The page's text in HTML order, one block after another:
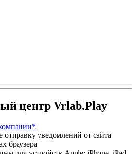
центр Vrlab.Play
уведомлений от сайта
браузера